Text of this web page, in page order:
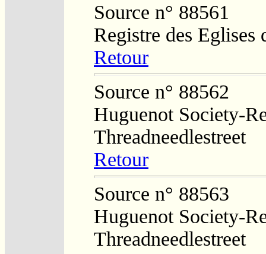
Source n° 88561
Registre des Eglises
Retour
Source n° 88562
Huguenot Society-
Threadneedlestreet
Retour
Source n° 88563
Huguenot Society-
Threadneedlestreet